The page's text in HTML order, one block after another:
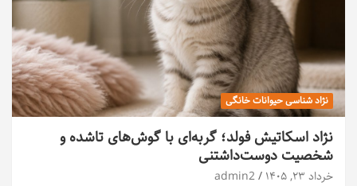
نژاد شناسی حیوانات خانگی
نژاد اسکاتیش فولد؛ گربه‌ای با گوش‌های تاشده و
شخصیت دوست‌داشتنی
خرداد ۲۳, ۱۴۰۵ admin2